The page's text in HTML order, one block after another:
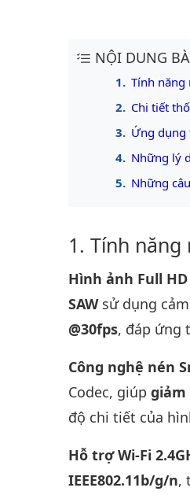
NỘI DUNG
Tính năng
Chi tiết
Ứng
Những lý
Những
Tính năng
Hình ảnh Full
SAWsử dụng
@30fps, đáp ứng
Công nghệ nén
Codec, giúp giảm
độ chi tiết của
Hỗ trợ Wi-Fi
IEEE802.11b/g/n,